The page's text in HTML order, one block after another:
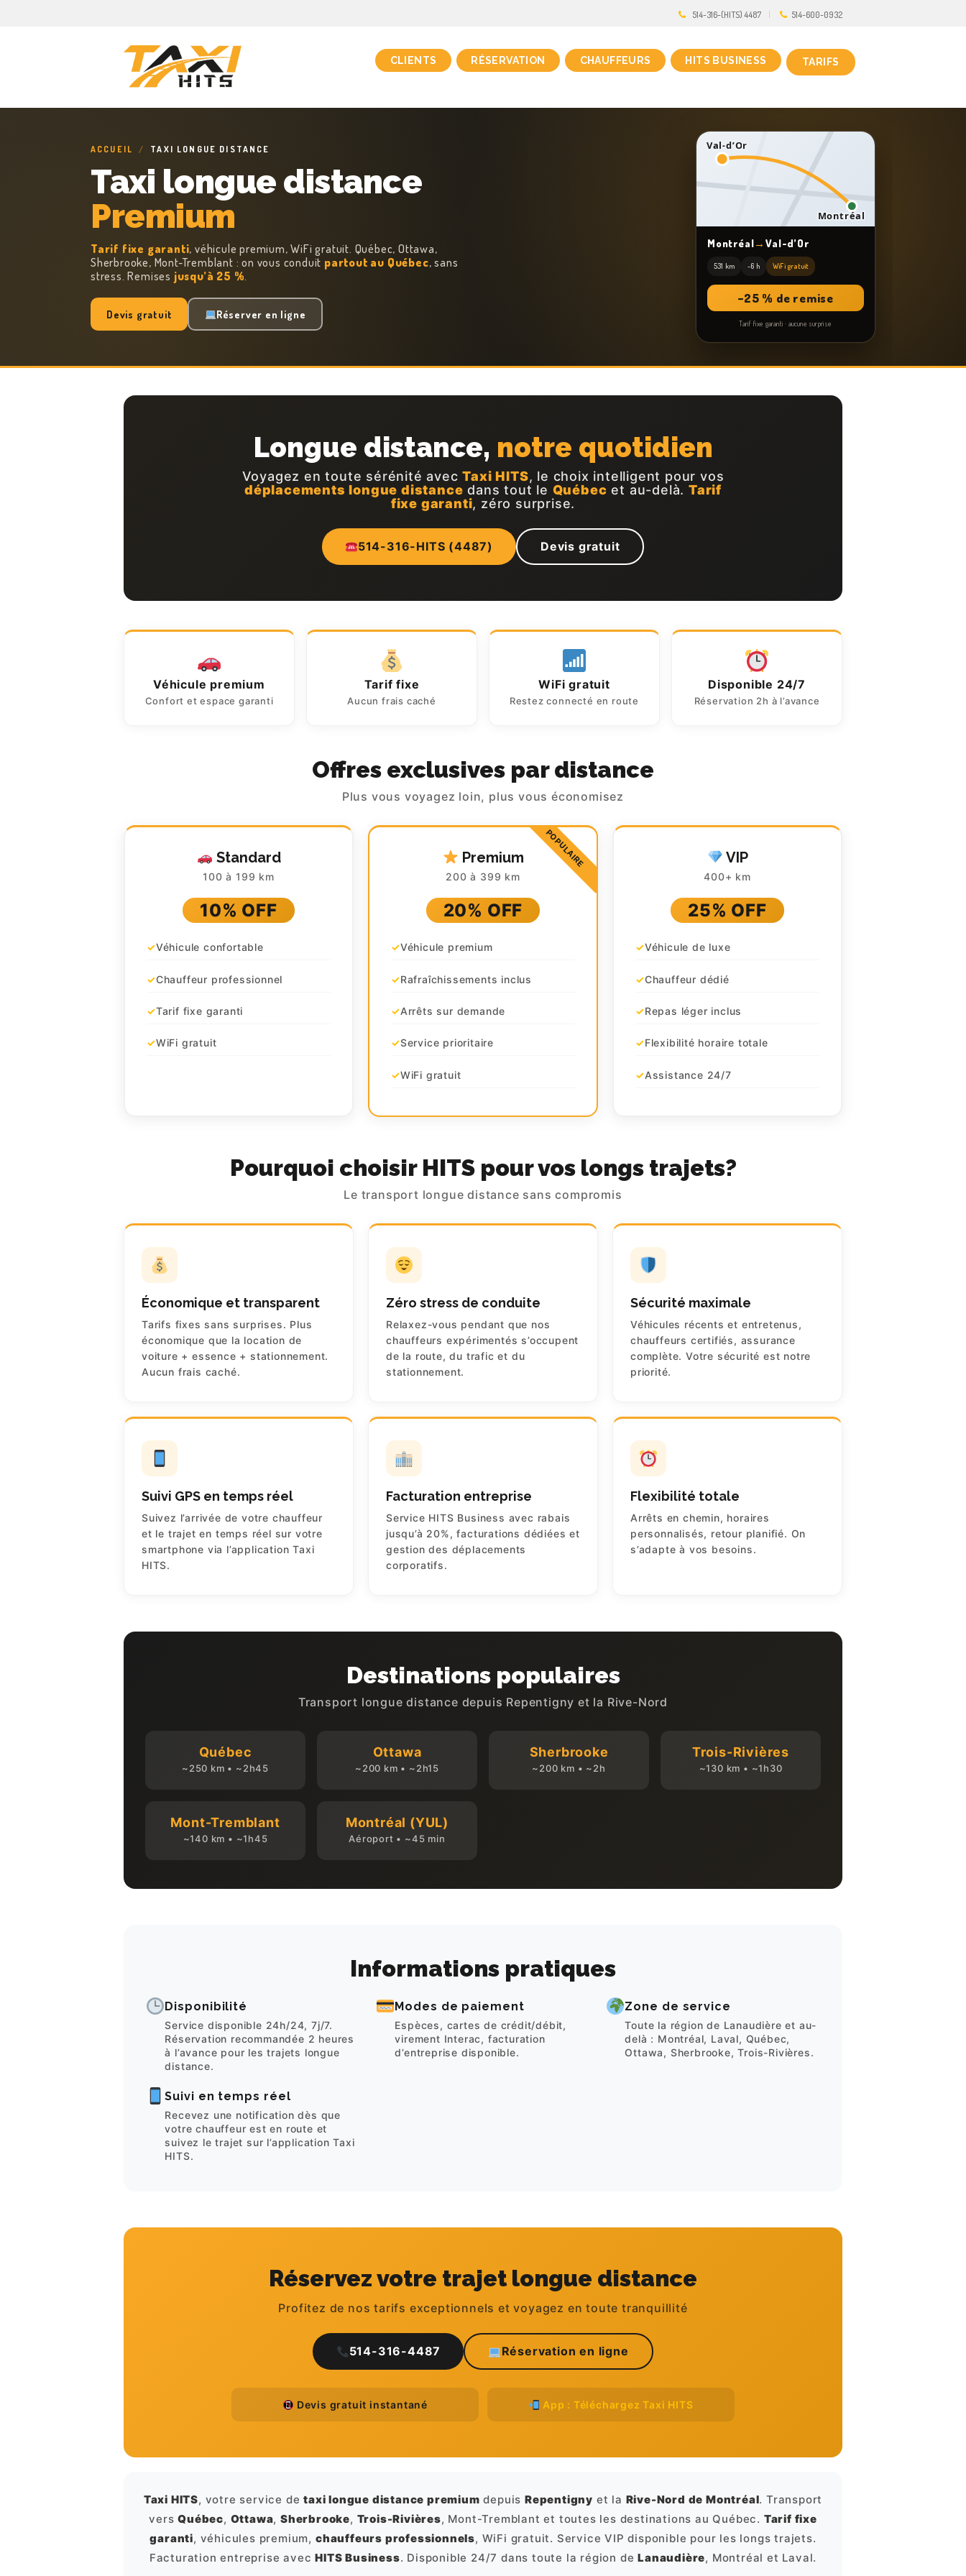
514-316-(HITS) 4487 514-600-0932
CLIENTS RÉSERVATION CHAUFFEURS HITS BUSINESS TARIFS
RÉSERVATION
CHAUFFEURS
ACCUEIL / TAXI LONGUE DISTANCE
Taxi longue distance
Premium
Tarif fixe garanti, véhicule premium, WiFi gratuit. Québec, Ottawa,
Sherbrooke, Mont-Tremblant : on vous conduit partout au Québec, sans
stress. Remises jusqu’à 25 %.
Devis gratuit Réserver en ligne
Montréal
Val-d’Or
Montréal→Val-d’Or
531 km ~6 h WiFi gratuit
−25 % de remise
Tarif fixe garanti · aucune surprise
Longue distance, notre quotidien
Voyagez en toute sérénité avecTaxi HITS, le choix intelligent pour vos
déplacements longue distance dans tout le Québec et au-delà. Tarif
fixe garanti, zéro surprise.
514-316-HITS (4487) Devis gratuit
Véhicule premium
Confort et espace garanti
Tarif fixe
Aucun frais caché
WiFi gratuit
Restez connecté en route
Disponible 24/7
Réservation 2h à l’avance
Offres exclusives par distance
Plus vous voyagez loin, plus vous économisez
Standard
100 à 199 km
10% OFF
Véhicule confortable
Chauffeur professionnel
Tarif fixe garanti
WiFi gratuit
Premium
200 à 399 km
20% OFF
Véhicule premium
Rafraîchissements inclus
Arrêts sur demande
Service prioritaire
WiFi gratuit
VIP
400+ km
25% OFF
Véhicule de luxe
Chauffeur dédié
Repas léger inclus
Flexibilité horaire totale
Assistance 24/7
Pourquoi choisir HITS pour vos longs trajets?
Le transport longue distance sans compromis
Économique et transparent
Tarifs fixes sans surprises. Plus
économique que la location de
voiture + essence + stationnement.
Aucun frais caché.
Zéro stress de conduite
Relaxez-vous pendant que nos
chauffeurs expérimentés s’occupent
de la route, du trafic et du
stationnement.
Sécurité maximale
Véhicules récents et entretenus,
chauffeurs certifiés, assurance
complète. Votre sécurité est notre
priorité.
Suivi GPS en temps réel
Suivez l’arrivée de votre chauffeur
et le trajet en temps réel sur votre
smartphone via l’application Taxi
HITS.
Facturation entreprise
Service HITS Business avec rabais
jusqu’à 20%, facturations dédiées et
gestion des déplacements
corporatifs.
Flexibilité totale
Arrêts en chemin, horaires
personnalisés, retour planifié. On
s’adapte à vos besoins.
Destinations populaires
Transport longue distance depuis Repentigny et la Rive-Nord
Québec
~250 km • ~2h45
Ottawa
~200 km • ~2h15
Sherbrooke
~200 km • ~2h
Trois-Rivières
~130 km • ~1h30
Mont-Tremblant
~140 km • ~1h45
Montréal (YUL)
Aéroport • ~45 min
Informations pratiques
Disponibilité
Service disponible 24h/24, 7j/7.
Réservation recommandée 2 heures
à l’avance pour les trajets longue
distance.
Modes de paiement
Espèces, cartes de crédit/débit,
virement Interac, facturation
d’entreprise disponible.
Zone de service
Toute la région de Lanaudière et au-
delà : Montréal, Laval, Québec,
Ottawa, Sherbrooke, Trois-Rivières.
Suivi en temps réel
Recevez une notification dès que
votre chauffeur est en route et
suivez le trajet sur l’application Taxi
HITS.
Réservez votre trajet longue distance
Profitez de nos tarifs exceptionnels et voyagez en toute tranquillité
514-316-4487 Réservation en ligne
Devis gratuit instantané App : Téléchargez Taxi HITS
Taxi HITS, votre service detaxi longue distance premium depuis Repentigny et la Rive-Nord de Montréal. Transport
versQuébec, Ottawa,Sherbrooke, Trois-Rivières, Mont-Tremblant et toutes les destinations au Québec. Tarif fixe
garanti, véhicules premium, chauffeurs professionnels, WiFi gratuit. Service VIP disponible pour les longs trajets.
Facturation entreprise avecHITS Business. Disponible 24/7 dans toute la région deLanaudière, Montréal et Laval.